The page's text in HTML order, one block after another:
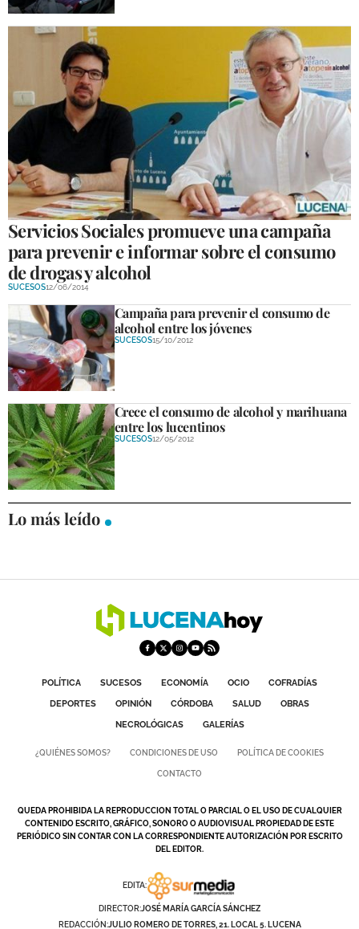
Servicios Sociales promueve una campaña
para prevenir e informar sobre el consumo
de drogas y alcohol
SUCESOS12/06/2014
Campaña para prevenir el consumo de
alcohol entre los jóvenes
SUCESOS15/10/2012
Crece el consumo de alcohol y marihuana
entre los lucentinos
SUCESOS12/05/2012
Lo más leído
POLÍTICA SUCESOS ECONOMÍA OCIO
COFRADÍAS
DEPORTES
OPINIÓN CÓRDOBA SALUD
OBRAS
NECROLÓGICAS
GALERÍAS
¿QUIÉNES SOMOS? CONDICIONES DE USO POLÍTICA DE COOKIES
CONTACTO
QUEDA PROHIBIDA LA REPRODUCCION TOTAL O PARCIAL O EL USO DE CUALQUIER
CONTENIDO ESCRITO, GRÁFICO, SONORO O AUDIOVISUAL PROPIEDAD DE ESTE
PERIÓDICO SIN CONTAR CON LA CORRESPONDIENTE AUTORIZACIÓN POR ESCRITO
DEL EDITOR.
EDITA:
DIRECTOR:JOSÉ MARÍA GARCÍA SÁNCHEZ
REDACCIÓN:JULIO ROMERO DE TORRES, 21. LOCAL 5. LUCENA